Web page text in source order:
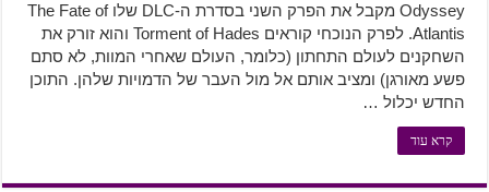
Odyssey מקבל את הפרק השני בסדרת ה-DLC שלו The Fate of
Atlantis. לפרק הנוכחי קוראים Torment of Hades והוא זורק את
השחקנים לעולם התחתון (כלומר, העולם שאחרי המוות, לא סתם
פשע מאורגן) ומציב אותם אל מול העבר של הדמויות שלהן. התוכן
החדש יכלול …
קרא עוד